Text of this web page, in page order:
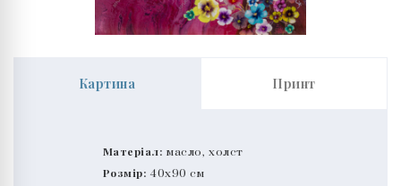
Картина Принт
Матеріал: масло, холст
Розмір: 40x90 см